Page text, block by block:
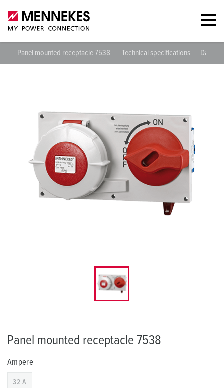
Panel mounted receptacle 7538 Technical specifications
Panel mounted receptacle 7538
Ampere
32 A